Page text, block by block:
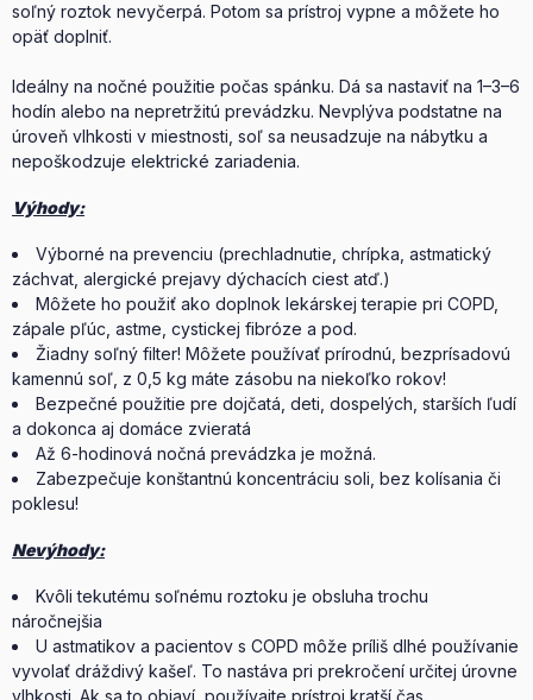
soľný roztok nevyčerpá. Potom sa prístroj vypne a môžete ho
opäť doplniť.
Ideálny na nočné použitie počas spánku. Dá sa nastaviť na 1–3–6
hodín alebo na nepretržitú prevádzku. Nevplýva podstatne na
úroveň vlhkosti v miestnosti, soľ sa neusadzuje na nábytku a
nepoškodzuje elektrické zariadenia.
Výhody:
Výborné na prevenciu (prechladnutie, chrípka, astmatický
záchvat, alergické prejavy dýchacích ciest atď.)
Môžete ho použiť ako doplnok lekárskej terapie pri COPD,
zápale pľúc, astme, cystickej fibróze a pod.
Žiadny soľný filter! Môžete používať prírodnú, bezprísadovú
kamennú soľ, z 0,5 kg máte zásobu na niekoľko rokov!
Bezpečné použitie pre dojčatá, deti, dospelých, starších ľudí
a dokonca aj domáce zvieratá
Až 6-hodinová nočná prevádzka je možná.
Zabezpečuje konštantnú koncentráciu soli, bez kolísania či
poklesu!
Nevýhody:
Kvôli tekutému soľnému roztoku je obsluha trochu
náročnejšia
U astmatikov a pacientov s COPD môže príliš dlhé používanie
vyvolať dráždivý kašeľ. To nastáva pri prekročení určitej úrovne
vlhkosti. Ak sa to objaví, používajte prístroj kratší čas.